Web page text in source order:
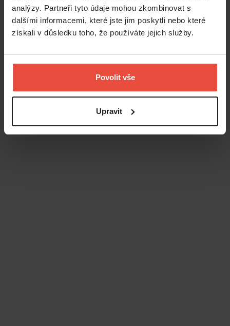
analýzy. Partneři tyto údaje mohou zkombinovat s
dalšími informacemi, které jste jim poskytli nebo které
získali v důsledku toho, že používáte jejich služby.
Povolit vše
Upravit